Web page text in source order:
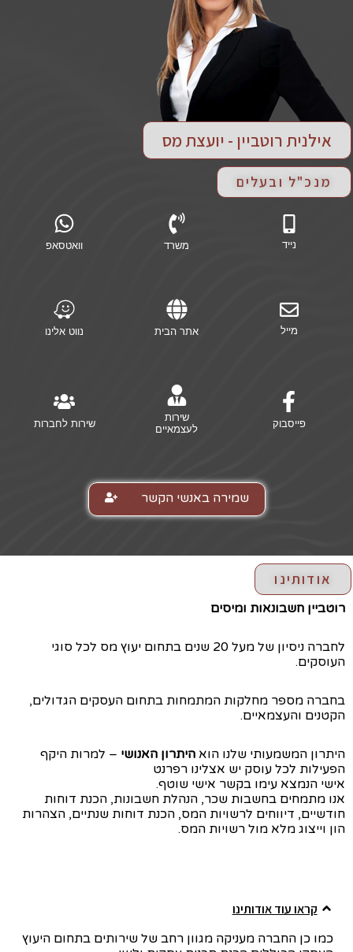
אילנית רוטביין - יועצת מס
מנכ"ל ובעלים
נייד משרד וואטסאפ
מייל אתר הבית נווט אלינו
פייסבוק
שירות
לעצמאיים
שירות לחברות
שמירה באנשי הקשר
אודותינו
רוטביין חשבונאות ומיסים
לחברה ניסיון של מעל 20 שנים בתחום יעוץ מס לכל סוגי
העוסקים.
בחברה מספר מחלקות המתמחות בתחום העסקים הגדולים,
הקטנים והעצמאיים.
היתרון המשמעותי שלנו הוא היתרון האנושי – למרות היקף
הפעילות לכל עוסק יש אצלינו רפרנט
אישי הנמצא עימו בקשר אישי שוטף.
אנו מתמחים בחשבות שכר, הנהלת חשבונות, הכנת דוחות
חודשיים, דיווחים לרשויות המס, הכנת דוחות שנתיים, הצהרות
הון וייצוג מלא מול רשויות המס.
קראו עוד אודותינו
כמו כן החברה מעניקה מגוון רחב של שירותים בתחום היעוץ